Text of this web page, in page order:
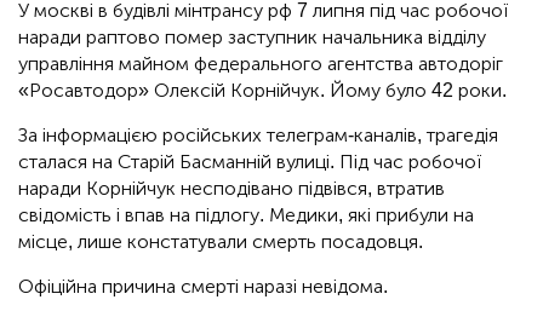
У москві в будівлі мінтрансу рф 7 липня під час робочої
наради раптово помер заступник начальника відділу
управління майном федерального агентства автодоріг
«Росавтодор» Олексій Корнійчук. Йому було 42 роки.
За інформацією російських телеграм-каналів, трагедія
сталася на Старій Басманній вулиці. Під час робочої
наради Корнійчук несподівано підвівся, втратив
свідомість і впав на підлогу. Медики, які прибули на
місце, лише констатували смерть посадовця.
Офіційна причина смерті наразі невідома.